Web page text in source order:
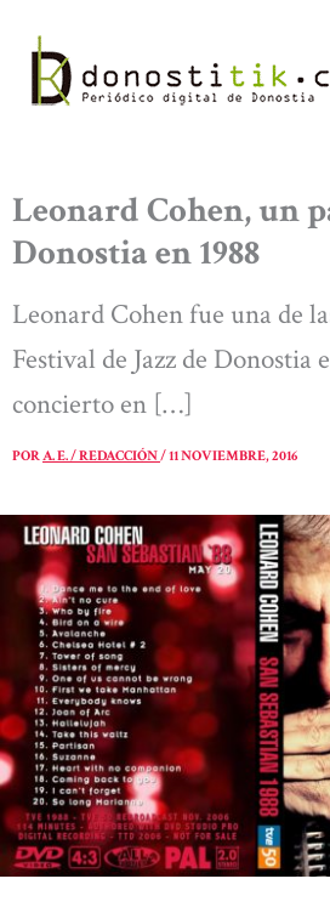
contenido
Leonard Cohen, un
Donostia en 1988
Leonard Cohen fue una de
Festival de Jazz de Donostia
concierto en […]
PORA. E. / REDACCIÓN/11 NOVIEMBRE, 2016